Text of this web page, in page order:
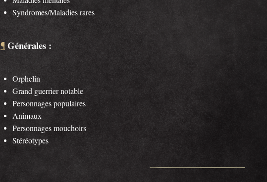
Syndromes/Maladies rares
¶ Générales :
Orphelin
Grand guerrier notable
Personnages populaires
Animaux
Personnages mouchoirs
Stéréotypes